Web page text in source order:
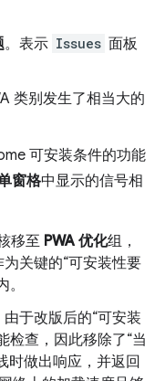
。表示 Issues 面板
类别发生了相当大的
可安装条件的功能
窗格中显示的信号相
移至 PWA 优化组，
为关键的“可安装性要
于改版后的“可安装
检查，因此移除了“当
时做出响应，并返回